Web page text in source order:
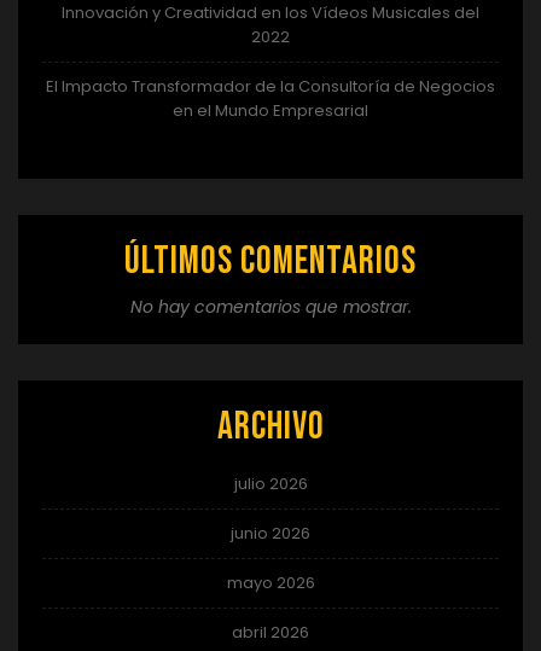
Innovación y Creatividad en los Vídeos Musicales del
2022
El Impacto Transformador de la Consultoría de Negocios
en el Mundo Empresarial
Últimos comentarios
No hay comentarios que mostrar.
Archivo
julio 2026
junio 2026
mayo 2026
abril 2026